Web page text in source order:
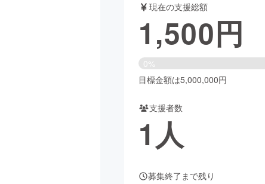
舞台・パフォーマンス
ビューティー・ヘルスケア
現在の支援総額
1,500円
0%
目標金額は5,000,000円
支援者数
1人
募集終了まで残り